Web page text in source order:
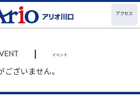
アクセス
| イベント
ざいません。